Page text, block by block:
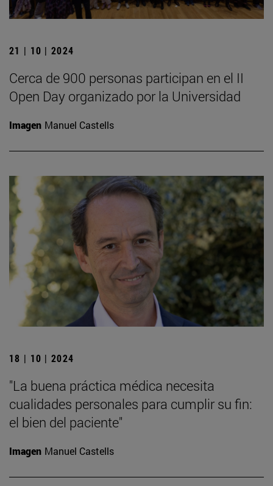
21 | 10 | 2024
Cerca de 900 personas participan en el II
Open Day organizado por la Universidad
Imagen Manuel Castells
18 | 10 | 2024
"La buena práctica médica necesita
cualidades personales para cumplir su fin:
el bien del paciente"
Imagen Manuel Castells